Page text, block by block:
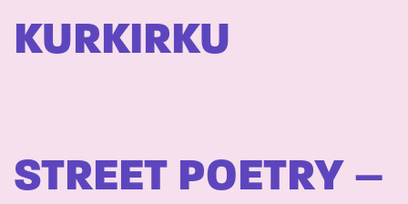
KURKIRKU
STREET POETRY –